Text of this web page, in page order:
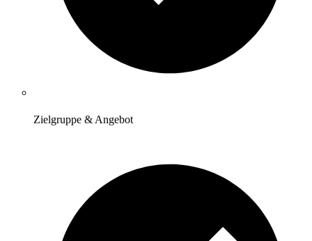
Zielgruppe & Angebot